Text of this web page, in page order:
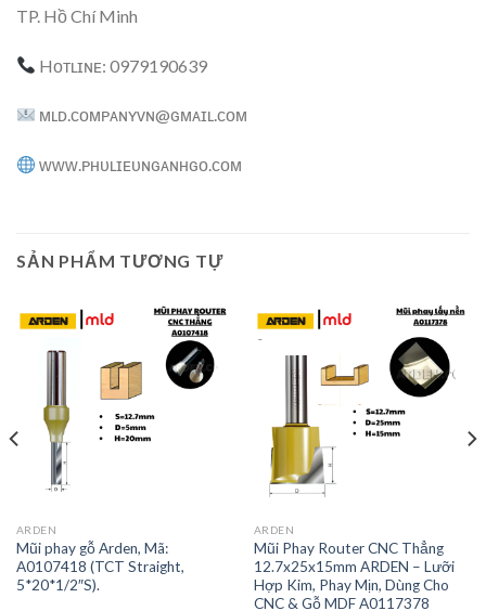
TP. Hồ Chí Minh
Hᴏᴛʟɪɴᴇ: 0979190639
ᴍʟᴅ.ᴄᴏᴍᴘᴀɴʏᴠɴ@ɢᴍᴀɪʟ.ᴄᴏᴍ
ᴡᴡᴡ.ᴘʜᴜʟɪᴇᴜɴɢᴀɴʜɢᴏ.ᴄᴏᴍ
SẢN PHẨM TƯƠNG TỰ
ARDEN
Mũi phay gỗ Arden, Mã:
A0107418 (TCT Straight,
5*20*1/2″S).
ARDEN
Mũi Phay Router CNC Thẳng
12.7x25x15mm ARDEN – Lưỡi
Hợp Kim, Phay Mịn, Dùng Cho
CNC & Gỗ MDF A0117378